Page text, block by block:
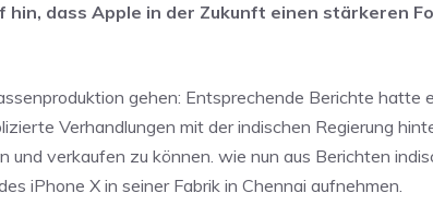
dass Apple in der Zukunft einen stärkeren
gehen: Entsprechende Berichte hatte
Verhandlungen mit der indischen Regierung
und verkaufen zu können. wie nun aus Berichten
iPhone X in seiner Fabrik in Chennai aufnehmen.